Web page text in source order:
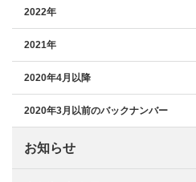
2022年
2021年
2020年4月以降
2020年3月以前のバックナンバー
お知らせ